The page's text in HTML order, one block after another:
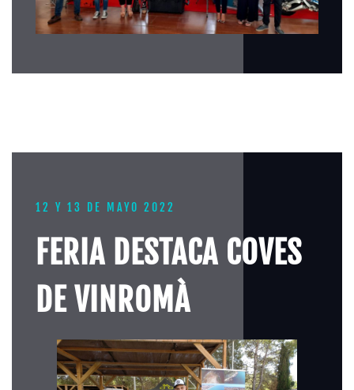
12 Y 13 DE MAYO 2022
FERIA DESTACA COVES
DE VINROMÀ